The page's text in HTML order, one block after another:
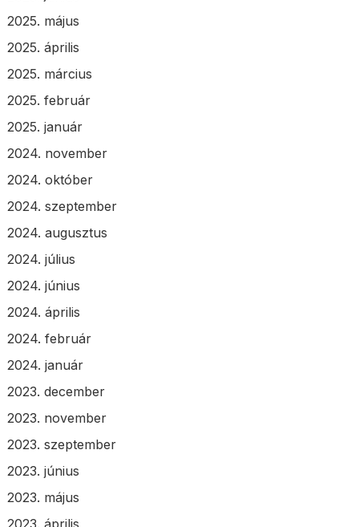
2025. május
2025. április
2025. március
2025. február
2025. január
2024. november
2024. október
2024. szeptember
2024. augusztus
2024. július
2024. június
2024. április
2024. február
2024. január
2023. december
2023. november
2023. szeptember
2023. június
2023. május